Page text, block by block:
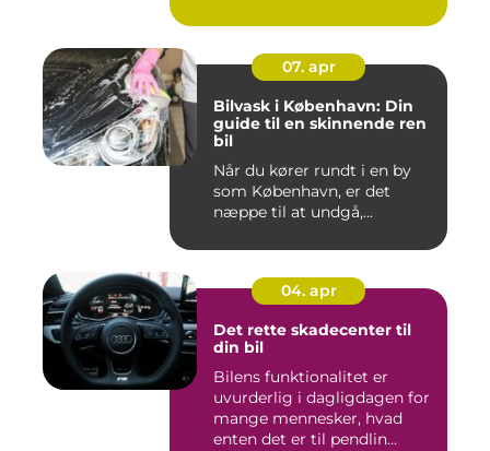
07. apr
Bilvask i København: Din
guide til en skinnende ren
bil
Når du kører rundt i en by
som København, er det
næppe til at undgå,...
04. apr
Det rette skadecenter til
din bil
Bilens funktionalitet er
uvurderlig i dagligdagen for
mange mennesker, hvad
enten det er til pendlin...